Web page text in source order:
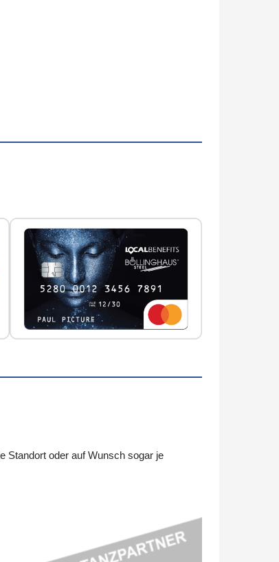
Standort oder auf Wunsch sogar je